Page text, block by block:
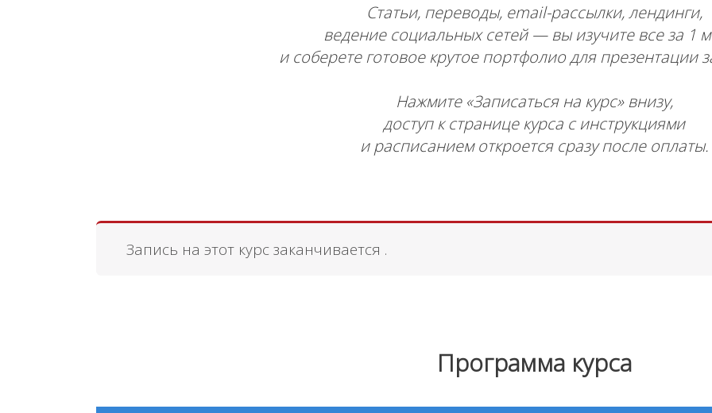
Статьи, переводы, email-рассылки, лендинги,
ведение социальных сетей — вы изучите все за 1
и соберете готовое крутое портфолио для презентации
Нажмите «Записаться на курс» внизу,
доступ к странице курса с инструкциями
и расписанием откроется сразу после оплаты.
Запись на этот курс заканчивается .
Программа курса